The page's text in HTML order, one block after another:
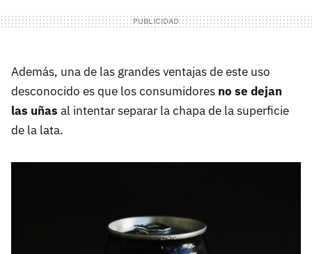
Además, una de las grandes ventajas de este uso
desconocido es que los consumidores no se dejan
las uñas al intentar separar la chapa de la superficie
de la lata.